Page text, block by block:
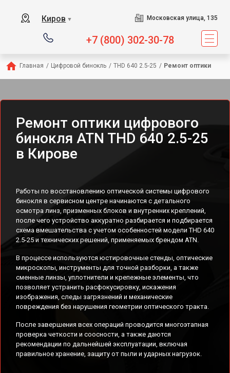
Киров ▼ Московская улица, 135
+7 (800) 302-30-78
Главная / Цифровой бинокль / THD 640 2.5-25 / Ремонт оптики
Ремонт оптики цифрового
бинокля ATN THD 640 2.5-25
в Кирове
Работы по восстановлению оптической системы цифрового
бинокля в сервисном центре начинаются с детального
осмотра линз, призменных блоков и внутренних креплений,
после чего устройство аккуратно разбирается и подбирается
схема вмешательства с учетом особенностей модели THD 640
2.5-25 и технических решений, применяемых брендом ATN.
В процессе используются юстировочные стенды, оптические
микроскопы, инструменты для точной разборки, а также
сменные линзы, уплотнители и крепежные элементы, что
позволяет устранить расфокусировку, искажения
изображения, следы загрязнений и механические
повреждения без нарушения геометрии оптического тракта.
После завершения всех операций проводится многоэтапная
проверка четкости и соосности, а также даются
рекомендации по дальнейшей эксплуатации, включая
правильное хранение, защиту от пыли и ударных нагрузок.